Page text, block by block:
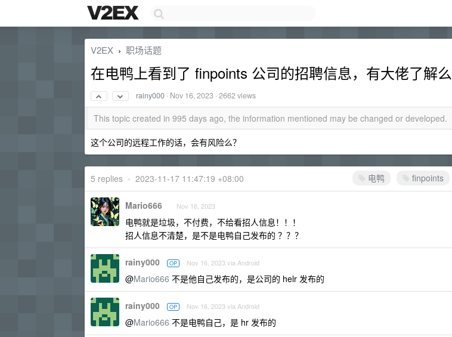
V2EX › 职场话题
在电鸭上看到了 finpoints 公司的招聘信息，有大佬了解么
rainy000 · Nov 16, 2023 · 2662 views
This topic created in 995 days ago, the information mentioned may be changed or developed.
这个公司的远程工作的话，会有风险么？
电鸭 finpoints
5 replies • 2023-11-17 11:47:19 +08:00
Mario666 Nov 16, 2023
电鸭就是垃圾，不付费，不给看招人信息！！！
招人信息不清楚，是不是电鸭自己发布的 ？？？
rainy000 OP Nov 16, 2023 via Android
@Mario666 不是他自己发布的，是公司的 helr 发布的
rainy000 OP Nov 16, 2023 via Android
@Mario666 不是电鸭自己，是 hr 发布的